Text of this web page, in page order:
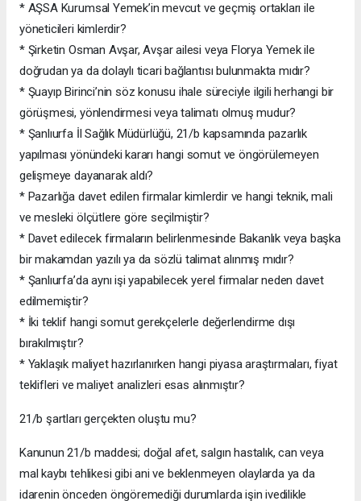
* AŞSA Kurumsal Yemek’in mevcut ve geçmiş ortakları ile
yöneticileri kimlerdir?
* Şirketin Osman Avşar, Avşar ailesi veya Florya Yemek ile
doğrudan ya da dolaylı ticari bağlantısı bulunmakta mıdır?
* Şuayıp Birinci’nin söz konusu ihale süreciyle ilgili herhangi bir
görüşmesi, yönlendirmesi veya talimatı olmuş mudur?
* Şanlıurfa İl Sağlık Müdürlüğü, 21/b kapsamında pazarlık
yapılması yönündeki kararı hangi somut ve öngörülemeyen
gelişmeye dayanarak aldı?
* Pazarlığa davet edilen firmalar kimlerdir ve hangi teknik, mali
ve mesleki ölçütlere göre seçilmiştir?
* Davet edilecek firmaların belirlenmesinde Bakanlık veya başka
bir makamdan yazılı ya da sözlü talimat alınmış mıdır?
* Şanlıurfa’da aynı işi yapabilecek yerel firmalar neden davet
edilmemiştir?
* İki teklif hangi somut gerekçelerle değerlendirme dışı
bırakılmıştır?
* Yaklaşık maliyet hazırlanırken hangi piyasa araştırmaları, fiyat
teklifleri ve maliyet analizleri esas alınmıştır?
21/b şartları gerçekten oluştu mu?
Kanunun 21/b maddesi; doğal afet, salgın hastalık, can veya
mal kaybı tehlikesi gibi ani ve beklenmeyen olaylarda ya da
idarenin önceden öngöremediği durumlarda işin ivedilikle